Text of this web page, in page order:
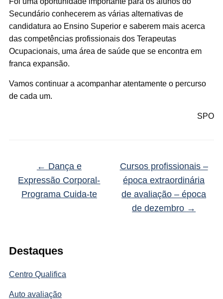
Destaques
Centro Qualifica
Auto avaliação
Secundário conhecerem as várias alternativas de
candidatura ao Ensino Superior e saberem mais acerca
das competências profissionais dos Terapeutas
Ocupacionais, uma área de saúde que se encontra em
franca expansão.
Vamos continuar a acompanhar atentamente o percurso
de cada um.
SPO
← Dança e
Expressão Corporal-
Programa Cuida-te
Cursos profissionais –
época extraordinária
de avaliação – época
de dezembro →